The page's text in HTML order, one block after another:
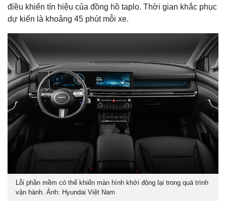
điều khiển tín hiệu của đồng hồ taplo. Thời gian khắc phục
dự kiến là khoảng 45 phút mỗi xe.
Lỗi phần mềm có thể khiến màn hình khởi động lại trong quá trình
vận hành. Ảnh: Hyundai Việt Nam